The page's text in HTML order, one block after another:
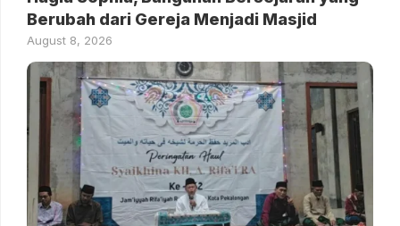
Berubah dari Gereja Menjadi Masjid
August 8, 2026